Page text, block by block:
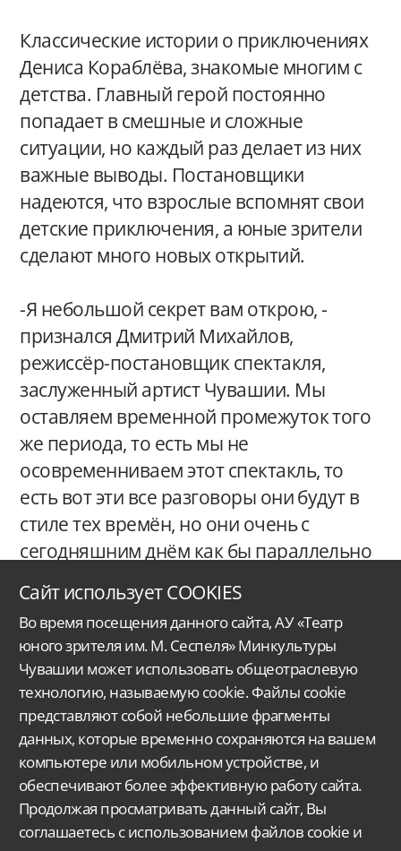
Классические истории о приключениях
Дениса Кораблёва, знакомые многим с
детства. Главный герой постоянно
попадает в смешные и сложные
ситуации, но каждый раз делает из них
важные выводы. Постановщики
надеются, что взрослые вспомнят свои
детские приключения, а юные зрители
сделают много новых открытий.
-Я небольшой секрет вам открою, -
признался Дмитрий Михайлов,
режиссёр-постановщик спектакля,
заслуженный артист Чувашии. Мы
оставляем временной промежуток того
же периода, то есть мы не
осовременниваем этот спектакль, то
есть вот эти все разговоры они будут в
стиле тех времён, но они очень с
сегодняшним днём как бы параллельно
Автономное учреждение Чувашской Республики«Чувашский государственный
ордена Дружбы народовтеатр юного зрителя им. М. Сеспеля»Министерства
культуры, по делам национальностей и архивного дела Чувашской Республики.
Версия для слабовидящих Поиск...
428015, Чебоксары,
Московский проспект 33/9
Сайт использует COOKIES
Во время посещения данного сайта, АУ «Театр
юного зрителя им. М. Сеспеля» Минкультуры
Чувашии может использовать общеотраслевую
технологию, называемую cookie. Файлы cookie
представляют собой небольшие фрагменты
данных, которые временно сохраняются на вашем
компьютере или мобильном устройстве, и
обеспечивают более эффективную работу сайта.
Продолжая просматривать данный сайт, Вы
соглашаетесь с использованием файлов cookie и